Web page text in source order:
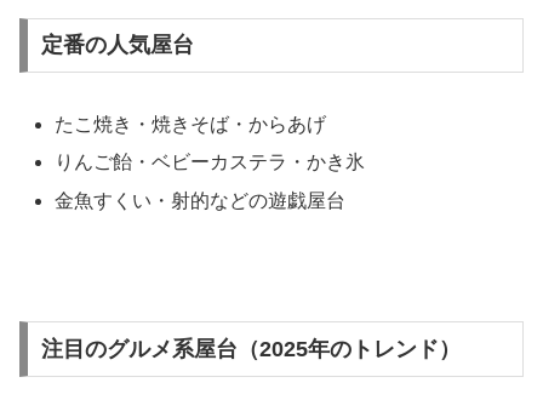
定番の人気屋台
たこ焼き・焼きそば・からあげ
りんご飴・ベビーカステラ・かき氷
金魚すくい・射的などの遊戯屋台
注目のグルメ系屋台（2025年のトレンド）